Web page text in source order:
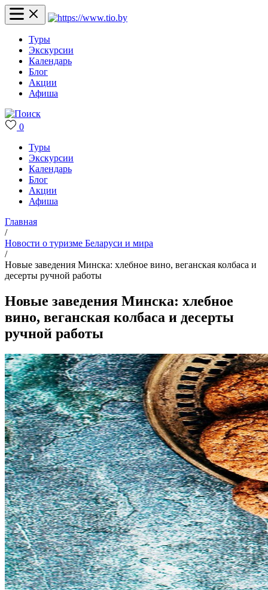
Туры
Экскурсии
Календарь
Блог
Акции
Афиша
0
Туры
Экскурсии
Календарь
Блог
Акции
Афиша
Главная
/
Новости о туризме Беларуси и мира
/
Новые заведения Минска: хлебное вино, веганская колбаса и
десерты ручной работы
Новые заведения Минска: хлебное
вино, веганская колбаса и десерты
ручной работы